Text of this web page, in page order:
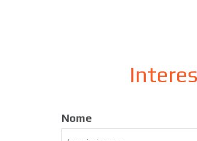
Nome